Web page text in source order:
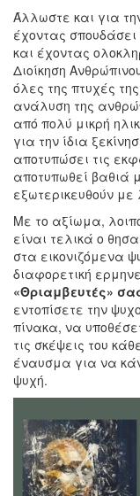
Άλλωστε και για
έχοντας σπουδάσει
και έχοντας
Διοίκηση
όλες της πτυχές
ανάλυση της
από πολύ μικρή
για την ίδια
αποτυπώσει τις
αποτυπωθεί
εξωτερικευθούν με
Με το αξίωμα,
είναι τελικά ο
στα εικονιζόμενα
διαφορετική
«Θριαμβευτές»
εντοπίσετε την
πίνακα, να
τις σκέψεις του
έναυσμα για να
ψυχή.